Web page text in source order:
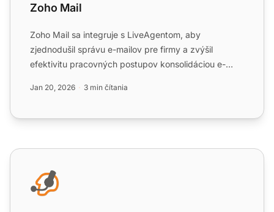
Zoho Mail
Zoho Mail sa integruje s LiveAgentom, aby
zjednodušil správu e-mailov pre firmy a zvýšil
efektivitu pracovných postupov konsolidáciou e-
Jan 20, 2026 3 min čítania
Zoiper